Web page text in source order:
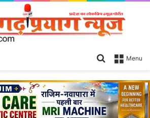
Menu
Search